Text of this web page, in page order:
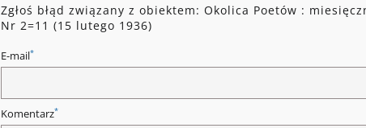
Zgłoś błąd związany z obiektem: Okolica Poetów :
Nr 2=11 (15 lutego 1936)
E-mail*
Komentarz*